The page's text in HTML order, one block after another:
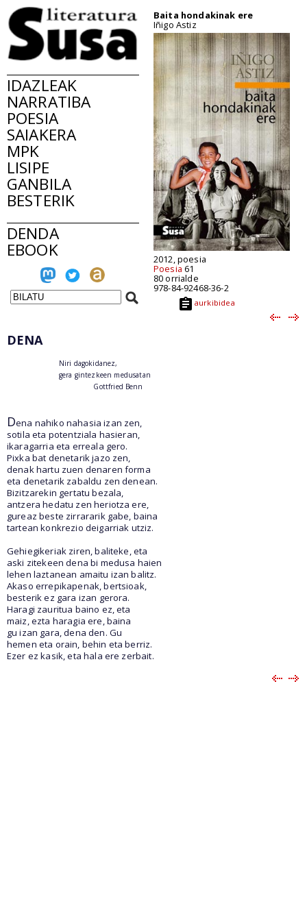
IDAZLEAK
NARRATIBA
POESIA
SAIAKERA
MPK
LISIPE
GANBILA
BESTERIK
DENDA
EBOOK
Baita hondakinak ere
Iñigo Astiz
2012, poesia
Poesia 61
80 orrialde
978-84-92468-36-2
aurkibidea
DENA
Niri dagokidanez,
gera gintezkeen medusatan
Gottfried Benn
Dena nahiko nahasia izan zen,
sotila eta potentziala hasieran,
ikaragarria eta erreala gero.
Pixka bat denetarik jazo zen,
denak hartu zuen denaren forma
eta denetarik zabaldu zen denean.
Bizitzarekin gertatu bezala,
antzera hedatu zen heriotza ere,
gureaz beste zirrararik gabe, baina
tartean konkrezio deigarriak utziz.
Gehiegikeriak ziren, baliteke, eta
aski zitekeen dena bi medusa haien
lehen laztanean amaitu izan balitz.
Akaso errepikapenak, bertsioak,
besterik ez gara izan gerora.
Haragi zauritua baino ez, eta
maiz, ezta haragia ere, baina
gu izan gara, dena den. Gu
hemen eta orain, behin eta berriz.
Ezer ez kasik, eta hala ere zerbait.